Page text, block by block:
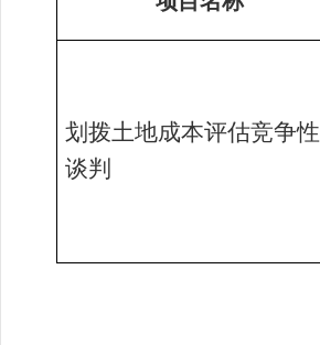
划拨土地成本评估竞争性
谈判